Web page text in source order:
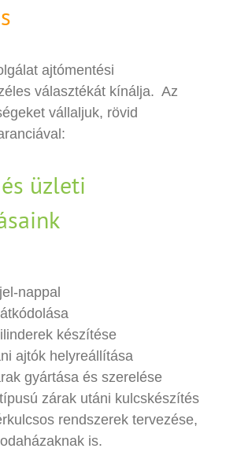
ajtómentési
választékát kínálja. Az
vállaljuk, rövid
üzleti
nappal
készítése
ajtók helyreállítása
gyártása és szerelése
zárak utáni kulcskészítés
rendszerek tervezése,
is.